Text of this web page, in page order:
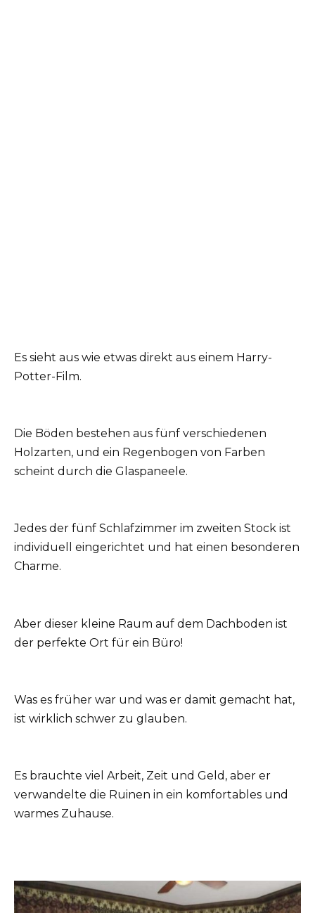
Es sieht aus wie etwas direkt aus einem Harry-
Potter-Film.
Die Böden bestehen aus fünf verschiedenen
Holzarten, und ein Regenbogen von Farben
scheint durch die Glaspaneele.
Jedes der fünf Schlafzimmer im zweiten Stock ist
individuell eingerichtet und hat einen besonderen
Charme.
Aber dieser kleine Raum auf dem Dachboden ist
der perfekte Ort für ein Büro!
Was es früher war und was er damit gemacht hat,
ist wirklich schwer zu glauben.
Es brauchte viel Arbeit, Zeit und Geld, aber er
verwandelte die Ruinen in ein komfortables und
warmes Zuhause.